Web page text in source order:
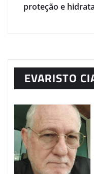
proteção e
EVARISTO